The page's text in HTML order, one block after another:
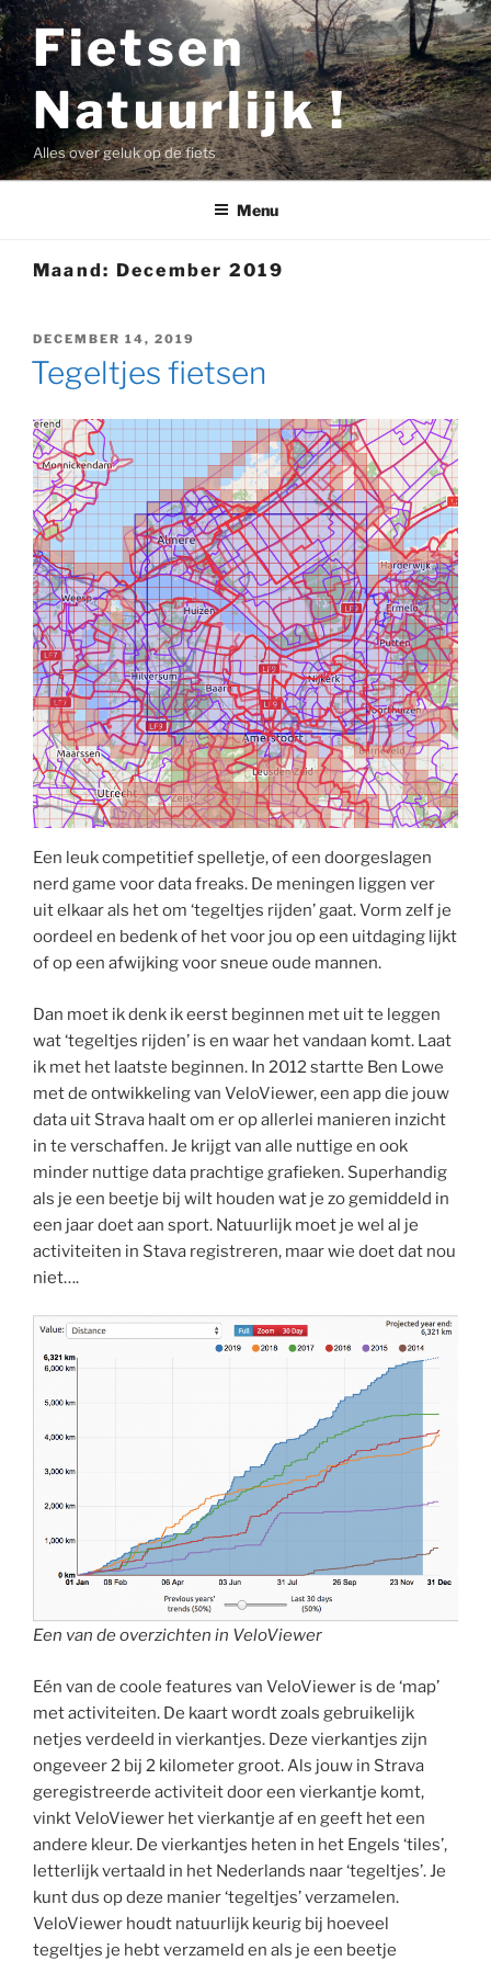
Ga
naar
de
inhoud
Fietsen
Natuurlijk !
Alles over geluk op de fiets
Menu
Maand: December 2019
GEPLAATST
OP
DECEMBER 14, 2019
Tegeltjes fietsen
Een leuk competitief spelletje, of een doorgeslagen
nerd game voor data freaks. De meningen liggen ver
uit elkaar als het om ‘tegeltjes rijden’ gaat. Vorm zelf je
oordeel en bedenk of het voor jou op een uitdaging lijkt
of op een afwijking voor sneue oude mannen.
Dan moet ik denk ik eerst beginnen met uit te leggen
wat ‘tegeltjes rijden’ is en waar het vandaan komt. Laat
ik met het laatste beginnen. In 2012 startte Ben Lowe
met de ontwikkeling van VeloViewer, een app die jouw
data uit Strava haalt om er op allerlei manieren inzicht
in te verschaffen. Je krijgt van alle nuttige en ook
minder nuttige data prachtige grafieken. Superhandig
als je een beetje bij wilt houden wat je zo gemiddeld in
een jaar doet aan sport. Natuurlijk moet je wel al je
activiteiten in Stava registreren, maar wie doet dat nou
niet….
Een van de overzichten in VeloViewer
Eén van de coole features van VeloViewer is de ‘map’
met activiteiten. De kaart wordt zoals gebruikelijk
netjes verdeeld in vierkantjes. Deze vierkantjes zijn
ongeveer 2 bij 2 kilometer groot. Als jouw in Strava
geregistreerde activiteit door een vierkantje komt,
vinkt VeloViewer het vierkantje af en geeft het een
andere kleur. De vierkantjes heten in het Engels ‘tiles’,
letterlijk vertaald in het Nederlands naar ‘tegeltjes’. Je
kunt dus op deze manier ‘tegeltjes’ verzamelen.
VeloViewer houdt natuurlijk keurig bij hoeveel
tegeltjes je hebt verzameld en als je een beetje